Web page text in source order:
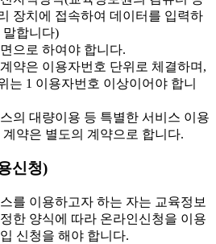
장치에 접속하여 데이터를 입력하
말합니다)
으로 하여야 합니다.
약은 이용자번호 단위로 체결하며,
는 1 이용자번호 이상이어야 합니
의 대량이용 등 특별한 서비스 이용
계약은 별도의 계약으로 합니다.
신청)
를 이용하고자 하는 자는 교육정보
한 양식에 따라 온라인신청을 이용
신청을 해야 합니다.